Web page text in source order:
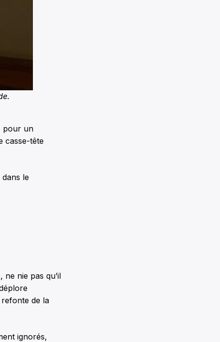
pour un
casse-tête
dans le
nie pas qu’il
de la
ignorés,